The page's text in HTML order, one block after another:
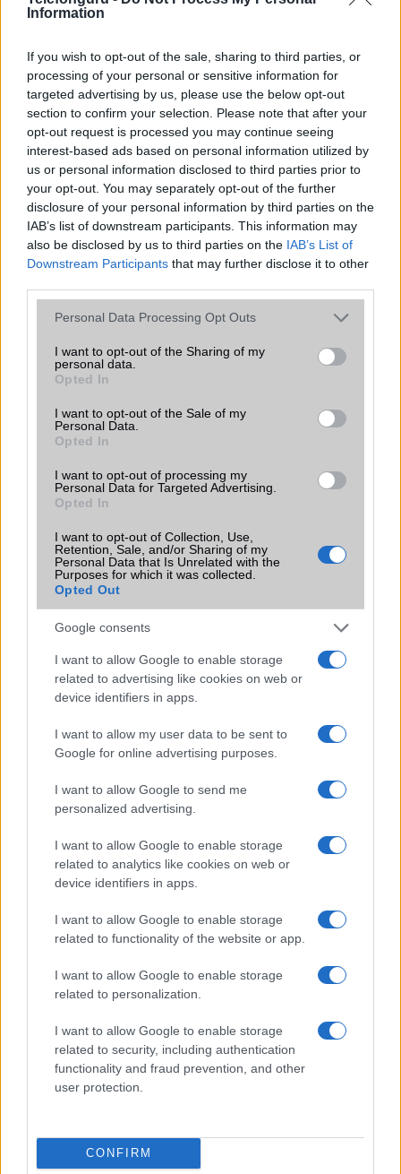
Information
If you wish to opt-out of the sale, sharing to third parties, or
processing of your personal or sensitive information for
targeted advertising by us, please use the below opt-out
section to confirm your selection. Please note that after your
opt-out request is processed you may continue seeing
interest-based ads based on personal information utilized by
us or personal information disclosed to third parties prior to
your opt-out. You may separately opt-out of the further
disclosure of your personal information by third parties on the
IAB’s list of downstream participants. This information may
also be disclosed by us to third parties on the IAB’s List of
Downstream Participants that may further disclose it to other
Please note that this website/app uses one or more Google
not limited to your visit or usage behaviour. You may click to
grant or deny consent to Google and its third-party tags to
use your data for below specified purposes in below Google
consent section.
Personal Data Processing Opt Outs
I want to opt-out of the Sharing of my
personal data.
Opted In
I want to opt-out of the Sale of my
Personal Data.
Opted In
I want to opt-out of processing my
Personal Data for Targeted Advertising.
Opted In
I want to opt-out of Collection, Use,
Retention, Sale, and/or Sharing of my
Personal Data that Is Unrelated with the
Purposes for which it was collected.
Opted Out
Google consents
I want to allow Google to enable storage
related to advertising like cookies on web or
device identifiers in apps.
I want to allow my user data to be sent to
Google for online advertising purposes.
I want to allow Google to send me
personalized advertising.
I want to allow Google to enable storage
related to analytics like cookies on web or
device identifiers in apps.
I want to allow Google to enable storage
related to functionality of the website or app.
I want to allow Google to enable storage
related to personalization.
I want to allow Google to enable storage
related to security, including authentication
functionality and fraud prevention, and other
user protection.
CONFIRM
Organizer Nincs
Office alkalmazások Nincs
Iránytũ ecompass
Extrák Nincs
EGYÉB
Vibra jelzés Van
SIM típus Nincs
SIM-ek száma 0
Flight mode Nincs
Funkciók 100 méterig, 10 ATM-ig vízálló
Védelem
SAR
0,00
Új és Használt GSM kiemelt ajánlatok
Apple iPhone 17 Pro
Nyugati GSM
Apple Watch Ultra 3
272.000 Ft (új)